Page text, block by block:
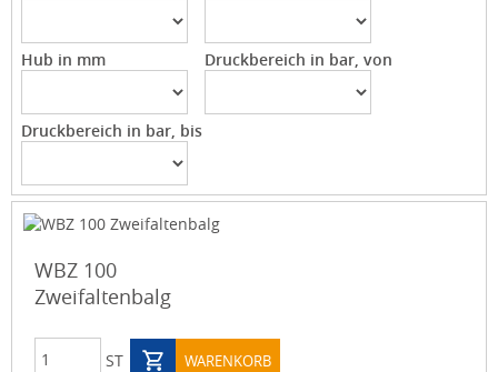
Hub in mm Druckbereich in bar, von
Druckbereich in bar, bis
WBZ 100
Zweifaltenbalg
ST WARENKORB